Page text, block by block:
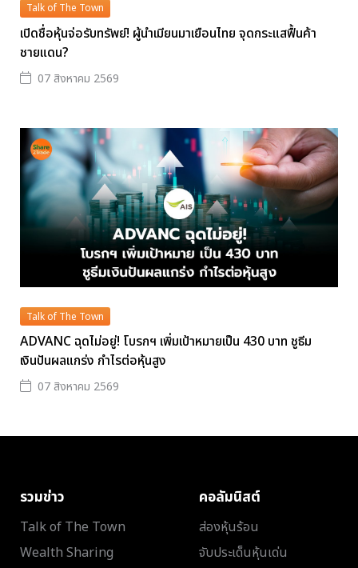
Talk of The Town
เปิดชื่อหุ้นจ่อรับทรัพย์! ผู้นำเมียนมาเยือนไทย จุดกระแสฟื้นค้า
ชายแดน?
07 สิงหาคม 2569
Talk of The Town
ADVANC ฉุดไม่อยู่! โบรกฯ เพิ่มเป้าหมายเป็น 430 บาท ชูธีม
เงินปันผลแกร่ง กำไรต่อหุ้นสูง
07 สิงหาคม 2569
รวมข่าว
Talk of The Town
Wealth Sharing
คอลัมนิสต์
ส่องหุ้นร้อน
จับประเด็นหุ้นเด่น